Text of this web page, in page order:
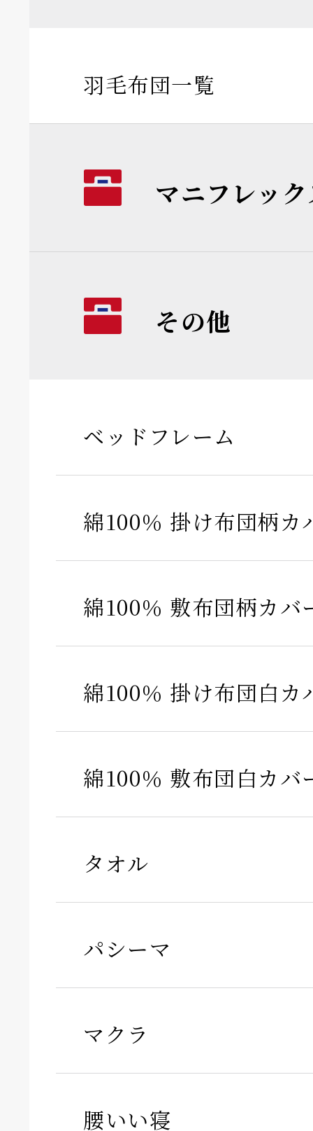
羽毛布団一覧
マニフレッ
その他
ベッドフレーム
綿100％ 掛け布団柄カ
綿100％ 敷布団柄カバ
綿100％ 掛け布団白カ
綿100％ 敷布団白カバ
タオル
パシーマ
マクラ
腰いい寝